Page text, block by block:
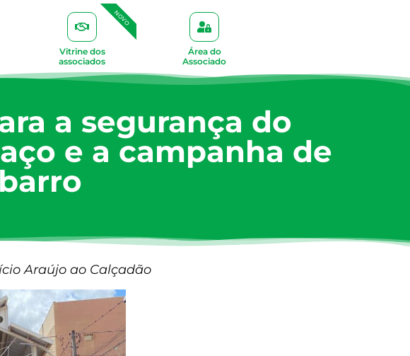
Vitrine dos
associados
NOVO
Área do
Associado
a segurança do
e a campanha de
Araújo ao Calçadão